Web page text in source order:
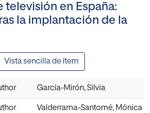
televisión en España:
la implantación de la
Vista sencilla de ítem
García-Mirón, Silvia
Valderrama-Santomé, Mónica